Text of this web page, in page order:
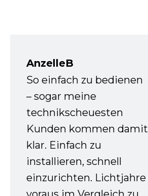
AnzelleB
So einfach zu bedienen
– sogar meine
technikscheuesten
Kunden kommen damit
klar. Einfach zu
installieren, schnell
einzurichten. Lichtjahre